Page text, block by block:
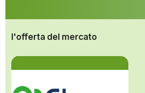
l'offerta del mercato